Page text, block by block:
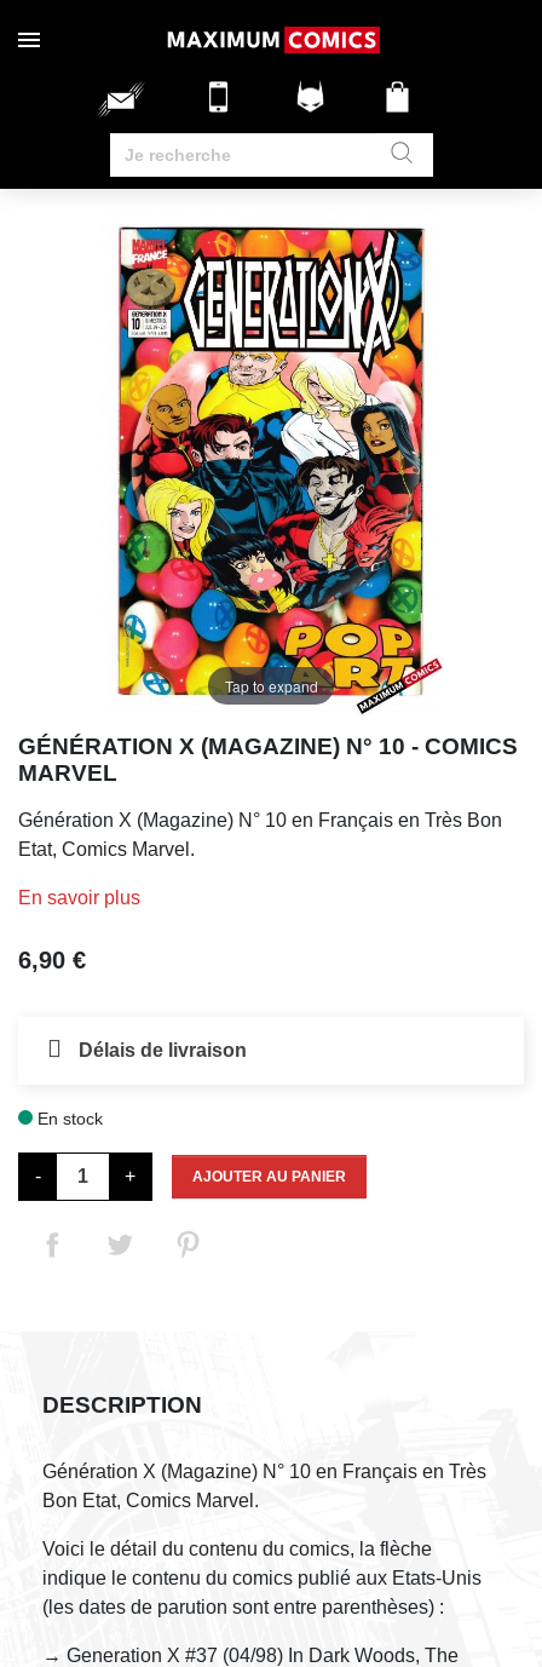
Tap to expand
GÉNÉRATION X (MAGAZINE) N° 10 - COMICS
MARVEL
Génération X (Magazine) N° 10 en Français en Très Bon
Etat, Comics Marvel.
En savoir plus
6,90 €
Délais de livraison
En stock
- + AJOUTER AU PANIER
DESCRIPTION
Génération X (Magazine) N° 10 en Français en Très
Bon Etat, Comics Marvel.
Voici le détail du contenu du comics, la flèche
indique le contenu du comics publié aux Etats-Unis
(les dates de parution sont entre parenthèses) :
→ Generation X #37 (04/98) In Dark Woods, The